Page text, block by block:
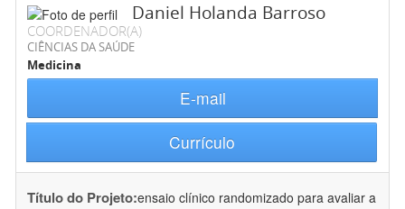
Daniel Holanda Barroso
COORDENADOR(A)
CIÊNCIAS DA SAÚDE
Medicina
E-mail
Currículo
Título do Projeto:ensaio clínico randomizado para avaliar a